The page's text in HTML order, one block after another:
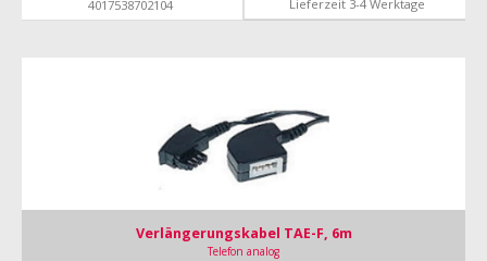
4017538702104
Lieferzeit 3-4 Werktage
Verlängerungskabel TAE-F, 6m
Telefon analog